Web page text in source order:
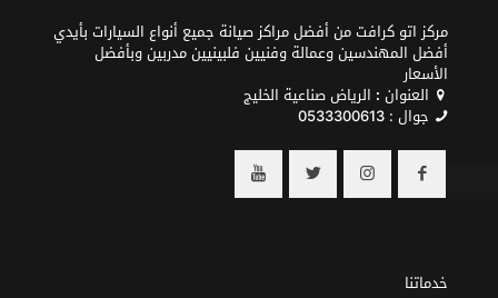
مركز اتو كرافت من أفضل مراكز صيانة جميع أنواع السيارات بأيدي
أفضل المهندسين وعمالة وفنيين فلبينيين مدربين وبأفضل
الأسعار
العنوان : الرياض صناعية الخليج
جوال : 0533300613
خدماتنا